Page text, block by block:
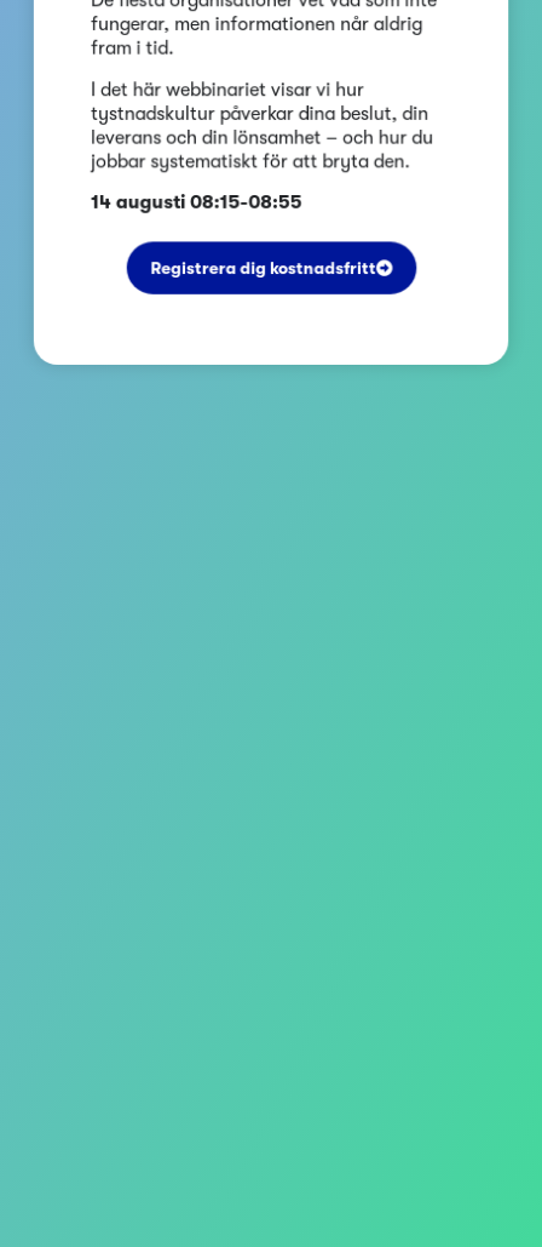
fungerar, men informationen når aldrig
fram i tid.
I det här webbinariet visar vi hur
tystnadskultur påverkar dina beslut, din
leverans och din lönsamhet – och hur du
jobbar systematiskt för att bryta den.
14 augusti 08:15-08:55
Registrera dig kostnadsfritt